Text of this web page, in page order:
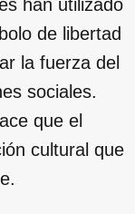
han utilizado
de libertad
la fuerza del
sociales.
que el
cultural que